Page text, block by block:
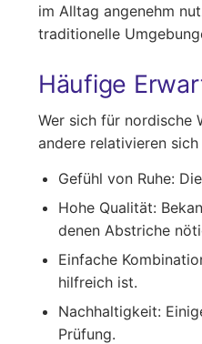
im Alltag angenehm
traditionelle
Häufige
Wer sich für nordische
andere relativieren sich
Gefühl von Ruhe:
Hohe Qualität:
denen Abstriche
Einfache
hilfreich ist.
Nachhaltigkeit:
Prüfung.